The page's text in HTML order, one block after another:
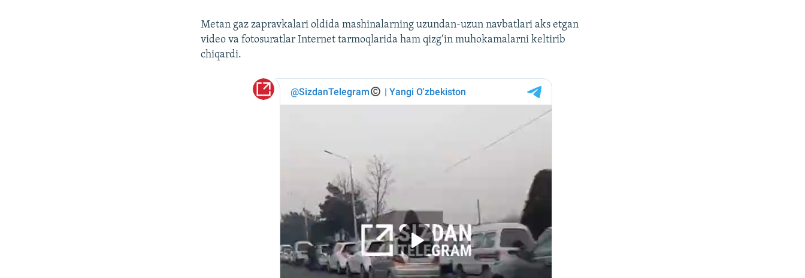
Metan gaz zapravkalari oldida mashinalarning uzundan-uzun navbatlari aks etgan
video va fotosuratlar Internet tarmoqlarida ham qizg‘in muhokamalarni keltirib
chiqardi.